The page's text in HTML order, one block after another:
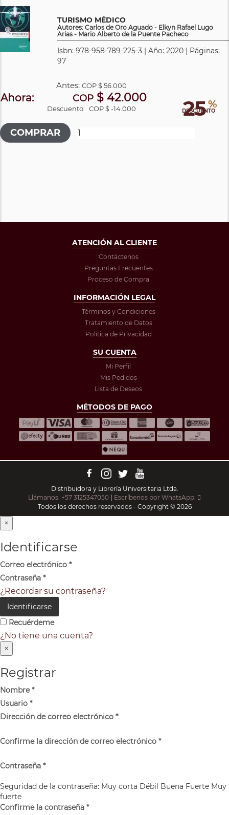
TURISMO MÉDICO
Autores: Carlos de Oro Aguado - Elkyn Rafael Lugo
Arias - Mario Alberto de la Puente Pacheco
Isbn: 978-958-789-225-3 | Año: 2020 | Páginas:
97
25 %
DESCUENTO
Antes:COP$ 56.000
Ahora: COP$ 42.000
Descuento: COP $ -14.000
ATENCIÓN AL CLIENTE
Contáctenos
Preguntas Frecuentes
Proceso de Compra
INFORMACIÓN LEGAL
Términos y Condiciones
Tratamiento de Datos
Política de Privacidad
SU CUENTA
Mi Perfil
Mis Pedidos
Lista de Deseos
MÉTODOS DE PAGO
Distribuidora y Librería Universitaria Ltda.
Llámanos: +57 3125347050 | Escríbenos por WhatsApp:
Todos los derechos reservados - Copyright © 2026
×
Identificarse
Correo electrónico *
Contraseña *
¿Recordar su contraseña?
Identificarse
Recuérdeme
¿No tiene una cuenta?
×
Registrar
Nombre*
Usuario *
Dirección de correo electrónico *
Confirme la dirección de correo electrónico *
Contraseña *
Seguridad de la contraseña: Muy corta Débil Buena Fuerte Muy
fuerte
Confirme la contraseña *